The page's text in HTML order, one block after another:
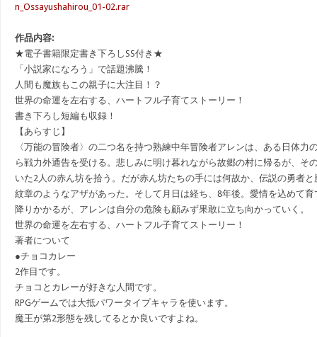
n_Ossayushahirou_01-02.rar
作品内容:
★電子書籍限定書き下ろしSS付き★
「小説家になろう」で話題沸騰！
人間も魔族もこの親子に大注目！？
世界の命運を左右する、ハートフル子育てストーリー！
書き下ろし短編も収録！
【あらすじ】
〈万能の冒険者〉の二つ名を持つ熟練中年冒険者アレンは、ある日体力
ら戦力外通告を受ける。悲しみに明け暮れながら故郷の村に帰るが、そ
いた2人の赤ん坊を拾う。だが赤ん坊たちの手には何故か、伝説の勇者
紋章のようなアザがあった。そして月日は経ち、8年後。愛情を込めて
降りかかるが、アレンは自分の危険も顧みず果敢に立ち向かっていく。
世界の命運を左右する、ハートフル子育てストーリー！
著者について
●チョコカレー
2作目です。
チョコとカレーが好きな人間です。
RPGゲームでは大抵パワータイプキャラを使います。
魔王が第2形態を残してるとか良いですよね。